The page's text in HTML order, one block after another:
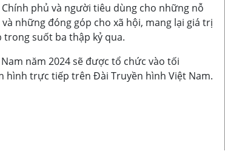
phủ và người tiêu dùng cho những nỗ
những đóng góp cho xã hội, mang lại giá trị
trong suốt ba thập kỷ qua.
năm 2024 sẽ được tổ chức vào tối
hình trực tiếp trên Đài Truyền hình Việt Nam.